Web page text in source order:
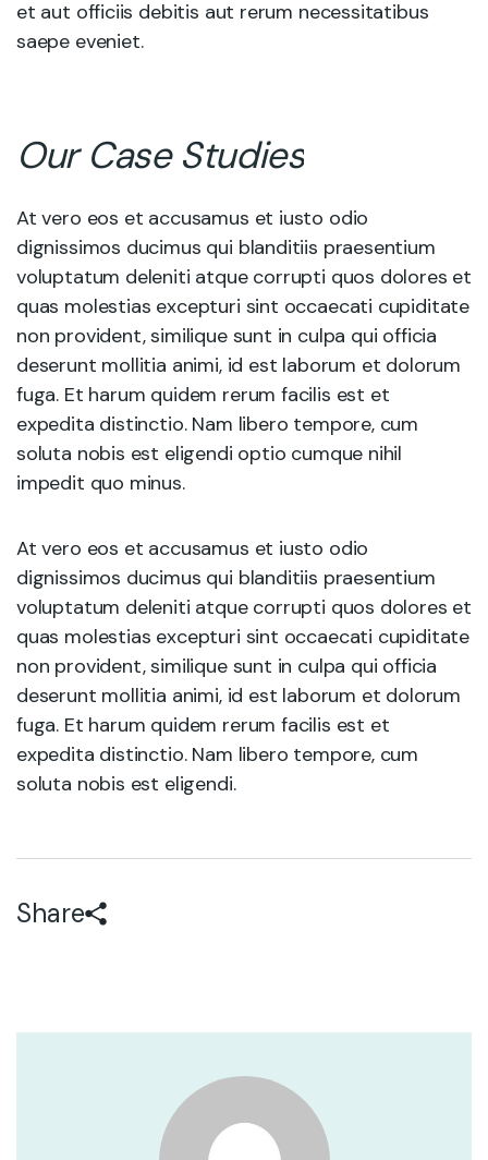
et aut officiis debitis aut rerum necessitatibus
saepe eveniet.
Our Case Studies
At vero eos et accusamus et iusto odio
dignissimos ducimus qui blanditiis praesentium
voluptatum deleniti atque corrupti quos dolores et
quas molestias excepturi sint occaecati cupiditate
non provident, similique sunt in culpa qui officia
deserunt mollitia animi, id est laborum et dolorum
fuga. Et harum quidem rerum facilis est et
expedita distinctio. Nam libero tempore, cum
soluta nobis est eligendi optio cumque nihil
impedit quo minus.
At vero eos et accusamus et iusto odio
dignissimos ducimus qui blanditiis praesentium
voluptatum deleniti atque corrupti quos dolores et
quas molestias excepturi sint occaecati cupiditate
non provident, similique sunt in culpa qui officia
deserunt mollitia animi, id est laborum et dolorum
fuga. Et harum quidem rerum facilis est et
expedita distinctio. Nam libero tempore, cum
soluta nobis est eligendi.
Share